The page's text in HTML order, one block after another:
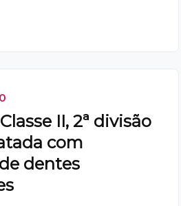
II, 2ª divisão
com
dentes